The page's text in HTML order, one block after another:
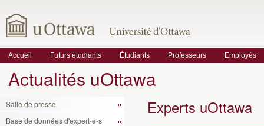
Accueil Futurs étudiants Étudiants Professeurs Employés
Actualités uOttawa
Salle de presse
Base de données d'expert-e-s
Experts uOttawa